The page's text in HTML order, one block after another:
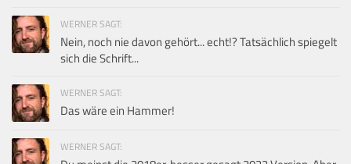
WERNER SAGT:
Nein, noch nie davon gehört... echt!? Tatsächlich spiegelt
sich die Schrift...
WERNER SAGT:
Das wäre ein Hammer!
WERNER SAGT: